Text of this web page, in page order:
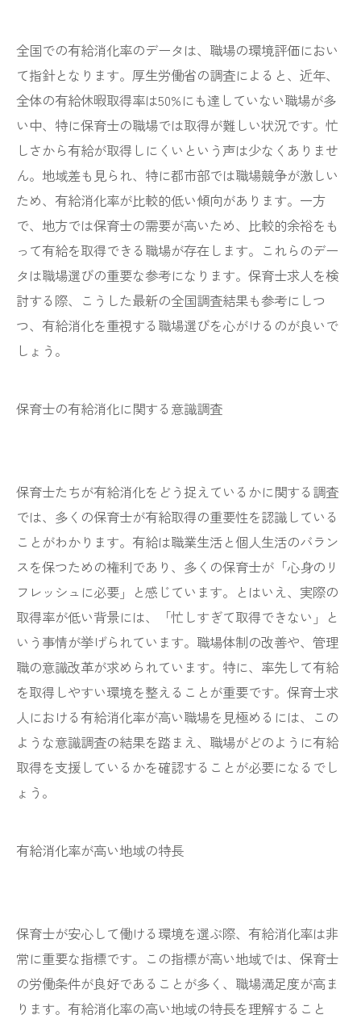
全国での有給消化率のデータは、職場の環境評価におい
て指針となります。厚生労働省の調査によると、近年、
全体の有給休暇取得率は50%にも達していない職場が多
い中、特に保育士の職場では取得が難しい状況です。忙
しさから有給が取得しにくいという声は少なくありませ
ん。地域差も見られ、特に都市部では職場競争が激しい
ため、有給消化率が比較的低い傾向があります。一方
で、地方では保育士の需要が高いため、比較的余裕をも
って有給を取得できる職場が存在します。これらのデー
タは職場選びの重要な参考になります。保育士求人を検
討する際、こうした最新の全国調査結果も参考にしつ
つ、有給消化を重視する職場選びを心がけるのが良いで
しょう。
保育士の有給消化に関する意識調査
保育士たちが有給消化をどう捉えているかに関する調査
では、多くの保育士が有給取得の重要性を認識している
ことがわかります。有給は職業生活と個人生活のバラン
スを保つための権利であり、多くの保育士が「心身のリ
フレッシュに必要」と感じています。とはいえ、実際の
取得率が低い背景には、「忙しすぎて取得できない」と
いう事情が挙げられています。職場体制の改善や、管理
職の意識改革が求められています。特に、率先して有給
を取得しやすい環境を整えることが重要です。保育士求
人における有給消化率が高い職場を見極めるには、この
ような意識調査の結果を踏まえ、職場がどのように有給
取得を支援しているかを確認することが必要になるでし
ょう。
有給消化率が高い地域の特長
保育士が安心して働ける環境を選ぶ際、有給消化率は非
常に重要な指標です。この指標が高い地域では、保育士
の労働条件が良好であることが多く、職場満足度が高ま
ります。有給消化率の高い地域の特長を理解すること